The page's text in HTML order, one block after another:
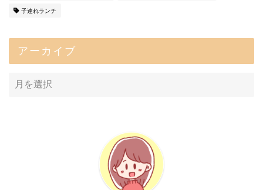
子連れランチ
アーカイブ